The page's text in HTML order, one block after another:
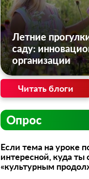
Летние
саду:
организации
Читать блоги
Опрос
Если тема на уроке
интересной, куда ты
«культурным